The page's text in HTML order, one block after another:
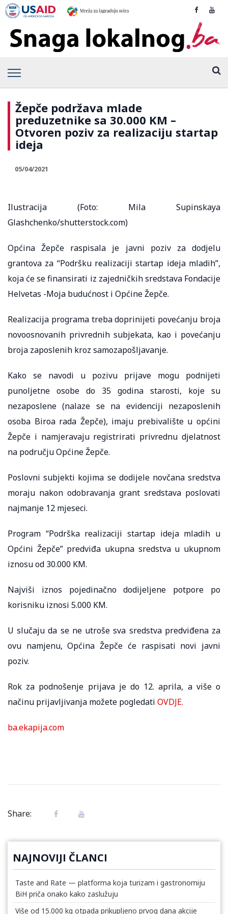
Žepče podržava mlade
preduzetnike sa 30.000 KM –
Otvoren poziv za realizaciju startap
ideja
05/04/2021
Ilustracija (Foto: Mila Supinskaya
Glashchenko/shutterstock.com)
Općina Žepče raspisala je javni poziv za dodjelu
grantova za “Podršku realizaciji startap ideja mladih”,
koja će se finansirati iz zajedničkih sredstava Fondacije
Helvetas -Moja budućnost i Općine Žepče.
Realizacija programa treba doprinijeti povećanju broja
novoosnovanih privrednih subjekata, kao i povećanju
broja zaposlenih kroz samozapošljavanje.
Kako se navodi u pozivu prijave mogu podnijeti
punoljetne osobe do 35 godina starosti, koje su
nezaposlene (nalaze se na evidenciji nezaposlenih
osoba Biroa rada Žepče), imaju prebivalište u općini
Žepče i namjeravaju registrirati privrednu djelatnost
na području Općine Žepče.
Poslovni subjekti kojima se dodijele novčana sredstva
moraju nakon odobravanja grant sredstava poslovati
najmanje 12 mjeseci.
Program “Podrška realizaciji startap ideja mladih u
Općini Žepče” predviđa ukupna sredstva u ukupnom
iznosu od 30.000 KM.
Najviši iznos pojedinačno dodijeljene potpore po
korisniku iznosi 5.000 KM.
U slučaju da se ne utroše sva sredstva predviđena za
ovu namjenu, Općina Žepče će raspisati novi javni
poziv.
Rok za podnošenje prijava je do 12. aprila, a više o
načinu prijavljivanja možete pogledati OVDJE.
ba.ekapija.com
Share:
NAJNOVIJI ČLANCI
Taste and Rate — platforma koja turizam i gastronomiju
BiH priča onako kako zaslužuju
Više od 15.000 kg otpada prikupljeno prvog dana akcije